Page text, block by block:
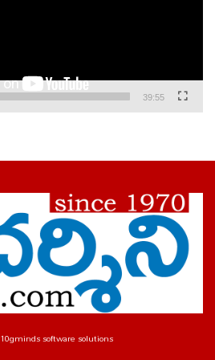
39:55
10gminds software solutions